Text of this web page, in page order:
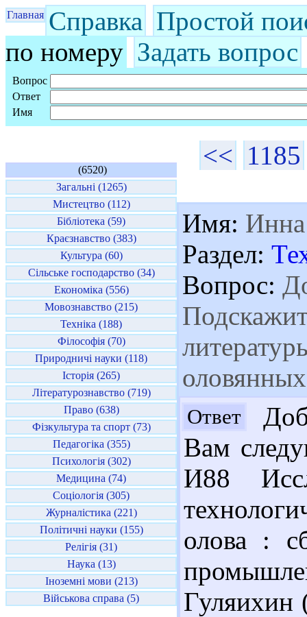
Главная Справка Простой
по номеру Задать вопрос
Вопрос
Ответ
Имя
(6520)
Загальні (1265)
Мистецтво (112)
Бібліотека (59)
Краєзнавство (383)
Культура (60)
Сільське господарство (34)
Економіка (556)
Мовознавство (215)
Техніка (188)
Філософія (70)
Природничі науки (118)
Історія (265)
Літературознавство (719)
Право (638)
Фізкультура та спорт (73)
Педагогіка (355)
Психологія (302)
Медицина (74)
Соціологія (305)
Журналістика (221)
Політичні науки (155)
Релігія (31)
Наука (13)
Іноземні мови (213)
Військова справа (5)
<< 1185
Имя: Инна
Раздел:
Вопрос:
Ответ
Вам
И88
олова :
Гуляихин